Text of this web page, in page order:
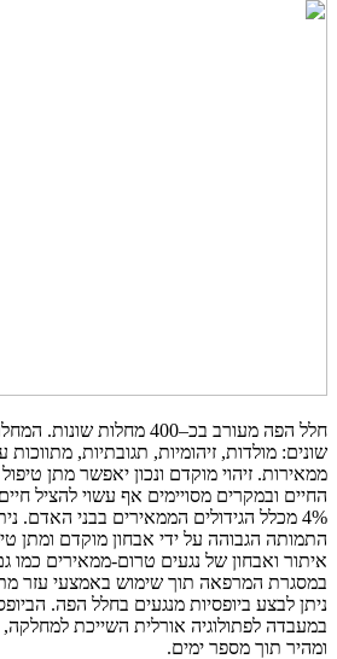
חלל הפה מעורב בכ–400 מחלות
שונים: מולדות, זיהומיות, תגובתיות,
ממאירות. זיהוי מוקדם ונכון יאפשר מתן
החיים ובמקרים מסויימים אף עשוי להציל
4% מכלל הגידולים הממאירים בבני האדם.
התמותה הגבוהה על ידי אבחון מוקדם ומתן
איתור ואבחון של נגעים טרום-ממאירים
במסגרת המרפאה תוך שימוש באמצעי עזר
ניתן לבצע ביופסיות מנגעים בחלל הפה.
במעבדה לפתולוגיה אורלית השייכת
ומהיר תוך מספר ימים.